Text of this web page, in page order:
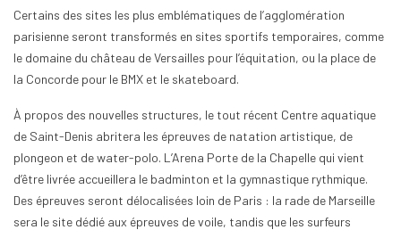
Certains des sites les plus emblématiques de l’agglomération
parisienne seront transformés en sites sportifs temporaires, comme
le domaine du château de Versailles pour l’équitation, ou la place de
la Concorde pour le BMX et le skateboard.
À propos des nouvelles structures, le tout récent Centre aquatique
de Saint-Denis abritera les épreuves de natation artistique, de
plongeon et de water-polo. L’Arena Porte de la Chapelle qui vient
d’être livrée accueillera le badminton et la gymnastique rythmique.
Des épreuves seront délocalisées loin de Paris : la rade de Marseille
sera le site dédié aux épreuves de voile, tandis que les surfeurs